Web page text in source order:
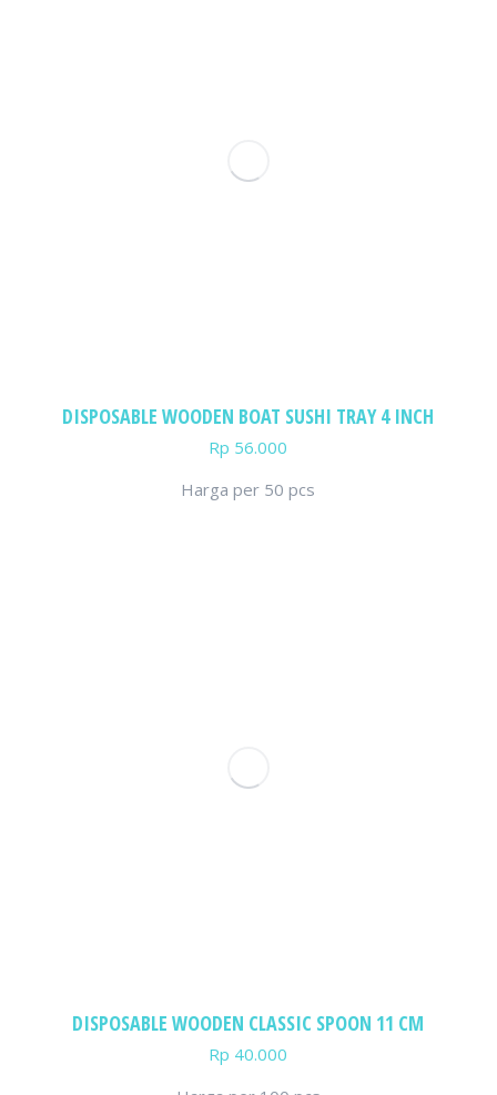
DISPOSABLE WOODEN BOAT SUSHI TRAY 4 INCH
Rp 56.000
Harga per 50 pcs
DISPOSABLE WOODEN CLASSIC SPOON 11 CM
Rp 40.000